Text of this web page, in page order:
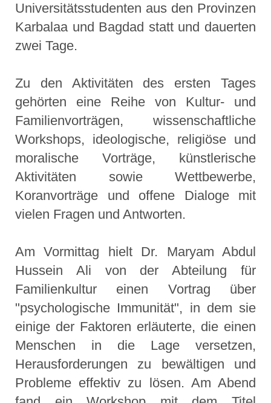
Universitätsstudenten aus den Provinzen
Karbalaa und Bagdad statt und dauerten
zwei Tage.
Zu den Aktivitäten des ersten Tages
gehörten eine Reihe von Kultur- und
Familienvorträgen, wissenschaftliche
Workshops, ideologische, religiöse und
moralische Vorträge, künstlerische
Aktivitäten sowie Wettbewerbe,
Koranvorträge und offene Dialoge mit
vielen Fragen und Antworten.
Am Vormittag hielt Dr. Maryam Abdul
Hussein Ali von der Abteilung für
Familienkultur einen Vortrag über
"psychologische Immunität", in dem sie
einige der Faktoren erläuterte, die einen
Menschen in die Lage versetzen,
Herausforderungen zu bewältigen und
Probleme effektiv zu lösen. Am Abend